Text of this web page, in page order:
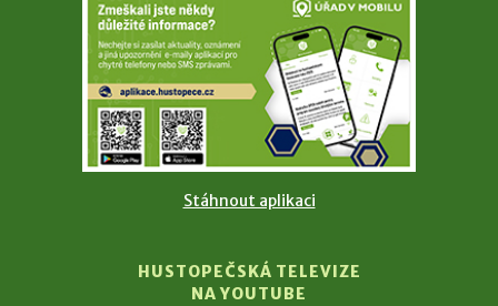
Stáhnout aplikaci
HUSTOPEČSKÁ TELEVIZE
NA YOUTUBE